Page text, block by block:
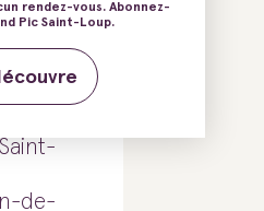
de voyage
de-
rendez-vous. Abonnez-
Pic Saint-Loup.